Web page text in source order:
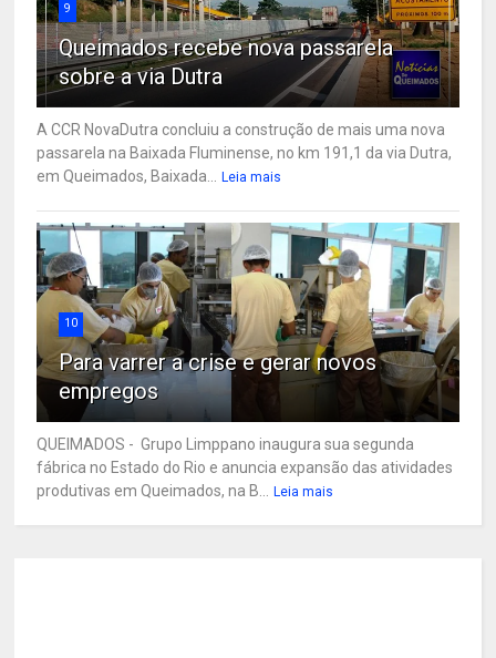
9
Queimados recebe nova passarela
sobre a via Dutra
A CCR NovaDutra concluiu a construção de mais uma nova
passarela na Baixada Fluminense, no km 191,1 da via Dutra,
em Queimados, Baixada...
Leia mais
10
Para varrer a crise e gerar novos
empregos
QUEIMADOS - Grupo Limppano inaugura sua segunda
fábrica no Estado do Rio e anuncia expansão das atividades
produtivas em Queimados, na B...
Leia mais